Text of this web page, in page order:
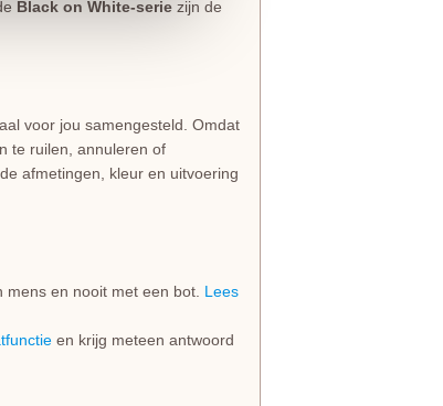
Black on White-serie zijn de
voor jou samengesteld. Omdat
te ruilen, annuleren of
afmetingen, kleur en uitvoering
en nooit met een bot. Lees
en krijg meteen antwoord